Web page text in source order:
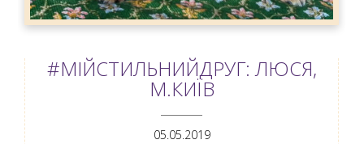
#МІЙСТИЛЬНИЙДРУГ: ЛЮСЯ,
М.КИЇВ
05.05.2019